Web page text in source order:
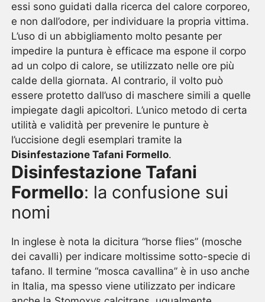
essi sono guidati dalla ricerca del calore corporeo,
e non dall’odore, per individuare la propria vittima.
L’uso di un abbigliamento molto pesante per
impedire la puntura è efficace ma espone il corpo
ad un colpo di calore, se utilizzato nelle ore più
calde della giornata. Al contrario, il volto può
essere protetto dall’uso di maschere simili a quelle
impiegate dagli apicoltori. L’unico metodo di certa
utilità e validità per prevenire le punture è
l’uccisione degli esemplari tramite la
Disinfestazione Tafani Formello.
Disinfestazione Tafani
Formello: la confusione sui
nomi
In inglese è nota la dicitura “horse flies” (mosche
dei cavalli) per indicare moltissime sotto-specie di
tafano. Il termine “mosca cavallina” è in uso anche
in Italia, ma spesso viene utilizzato per indicare